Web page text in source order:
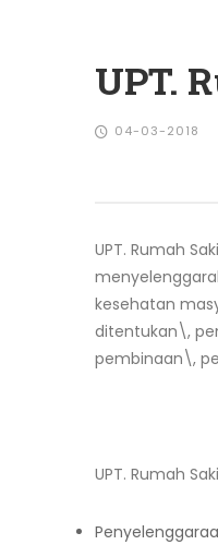
UPT.
04-03-2018
UPT. Rumah
kesehatan
ditentukan\,
pembinaan\,
UPT. Rumah